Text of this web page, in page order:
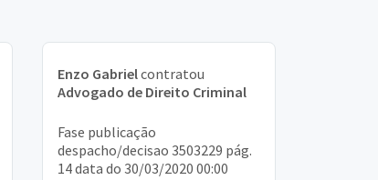
Enzo Gabrielcontratou
Advogado de Direito Criminal
Fase publicação
despacho/decisao 3503229 pág.
14 data do 30/03/2020 00:00